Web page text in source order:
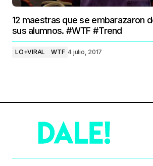
12 maestras que se embarazaron
sus alumnos. #WTF #Trend
LO+VIRAL WTF 4 julio, 2017